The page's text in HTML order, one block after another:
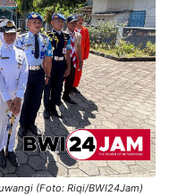
(Foto: Riqi/BWI24Jam)